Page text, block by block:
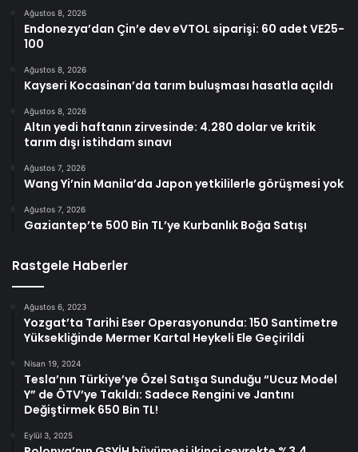
Ağustos 8, 2026
Endonezya’dan Çin’e dev eVTOL siparişi: 60 adet VE25-
100
Ağustos 8, 2026
Kayseri Kocasinan’da tarım buluşması hasatla açıldı
Ağustos 8, 2026
Altın yedi haftanın zirvesinde: 4.280 dolar ve kritik
tarım dışı istihdam sınavı
Ağustos 7, 2026
Wang Yi’nin Manila’da Japon yetkililerle görüşmesi yok
Ağustos 7, 2026
Gaziantep’te 500 Bin TL’ye Kurbanlık Boğa Satışı
Rastgele Haberler
Ağustos 6, 2023
Yozgat’ta Tarihi Eser Operasyonunda: 150 Santimetre
Yüksekliğinde Mermer Kartal Heykeli Ele Geçirildi
Nisan 19, 2024
Tesla’nın Türkiye’ye Özel Satışa Sunduğu “Ucuz Model
Y” de ÖTV’ye Takıldı: Sadece Rengini ve Jantını
Değiştirmek 650 Bin TL!
Eylül 3, 2025